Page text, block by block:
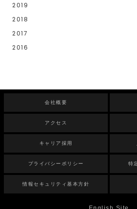
2019
2018
2017
2016
会社概要
アクセス
キャリア採用
プライバシーポリシー 特
情報セキュリティ基本方針